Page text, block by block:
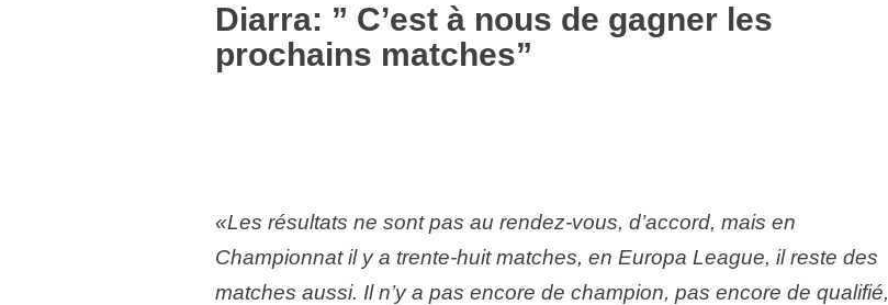
Diarra: ” C’est à nous de gagner les
prochains matches”
«Les résultats ne sont pas au rendez-vous, d’accord, mais en
Championnat il y a trente-huit matches, en Europa League, il reste des
matches aussi. Il n’y a pas encore de champion, pas encore de qualifié,